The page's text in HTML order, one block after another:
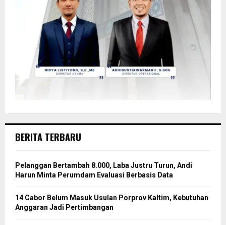
BERITA TERBARU
Pelanggan Bertambah 8.000, Laba Justru Turun, Andi
Harun Minta Perumdam Evaluasi Berbasis Data
14 Cabor Belum Masuk Usulan Porprov Kaltim, Kebutuhan
Anggaran Jadi Pertimbangan